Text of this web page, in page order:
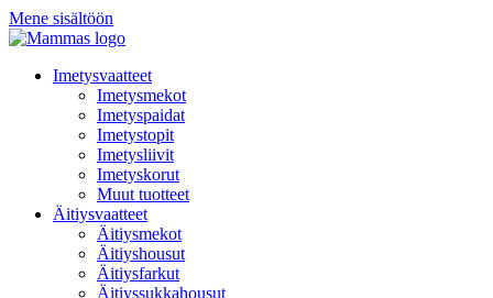
Mene sisältöön
Imetysvaatteet
Imetysmekot
Imetyspaidat
Imetystopit
Imetysliivit
Imetyskorut
Muut tuotteet
Äitiysvaatteet
Äitiysmekot
Äitiyshousut
Äitiysfarkut
Äitiyssukkahousut